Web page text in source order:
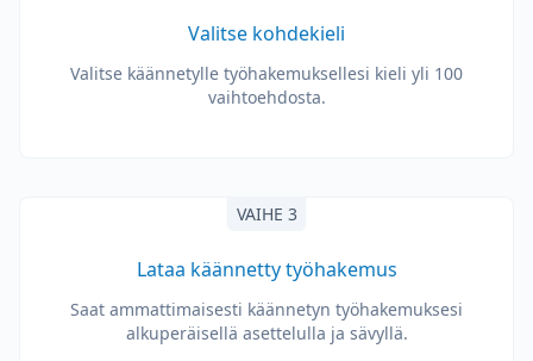
Valitse kohdekieli
Valitse käännetylle työhakemuksellesi kieli yli 100
vaihtoehdosta.
VAIHE 3
Lataa käännetty työhakemus
Saat ammattimaisesti käännetyn työhakemuksesi
alkuperäisellä asettelulla ja sävyllä.